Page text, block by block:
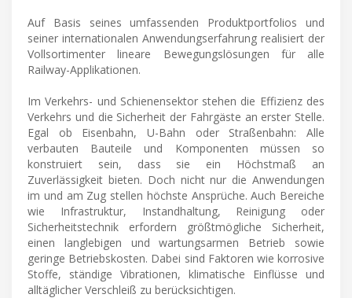
Auf Basis seines umfassenden Produktportfolios und
seiner internationalen Anwendungserfahrung realisiert der
Vollsortimenter lineare Bewegungslösungen für alle
Railway-Applikationen.
Im Verkehrs- und Schienensektor stehen die Effizienz des
Verkehrs und die Sicherheit der Fahrgäste an erster Stelle.
Egal ob Eisenbahn, U-Bahn oder Straßenbahn: Alle
verbauten Bauteile und Komponenten müssen so
konstruiert sein, dass sie ein Höchstmaß an
Zuverlässigkeit bieten. Doch nicht nur die Anwendungen
im und am Zug stellen höchste Ansprüche. Auch Bereiche
wie Infrastruktur, Instandhaltung, Reinigung oder
Sicherheitstechnik erfordern größtmögliche Sicherheit,
einen langlebigen und wartungsarmen Betrieb sowie
geringe Betriebskosten. Dabei sind Faktoren wie korrosive
Stoffe, ständige Vibrationen, klimatische Einflüsse und
alltäglicher Verschleiß zu berücksichtigen.